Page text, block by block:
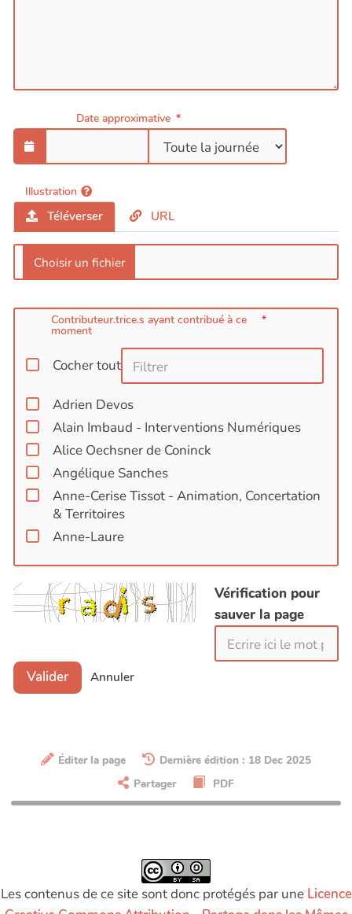
Date approximative
Illustration
Téléverser URL
Contributeur.trice.s ayant contribué à ce
moment
Cocher tout
Adrien Devos
Alain Imbaud - Interventions Numériques
Alice Oechsner de Coninck
Angélique Sanches
Anne-Cerise Tissot - Animation, Concertation
& Territoires
Anne-Laure
Aurelia Boisante : Enjeux Formations & ABCF
Formations
Balmes Malvina
Cavellat Pierre-Yves / Héliocat
Christine Denié-Hervy
Clément Charleux
Corinne Lamarche
Cécile Favé U
Célia Goncalves
Céline DOUX
Vérification pour
sauver la page
Valider Annuler
Éditer la page
Dernière édition : 18 Dec 2025
Partager
PDF
Les contenus de ce site sont donc protégés par une Licence